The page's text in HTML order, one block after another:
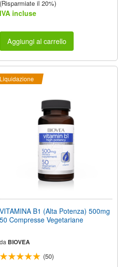
(Risparmiate il 20%)
IVA incluse
Aggiungi al carrello
Liquidazione
VITAMINA B1 (Alta Potenza) 500mg
50 Compresse Vegetariane
da BIOVEA
(50)